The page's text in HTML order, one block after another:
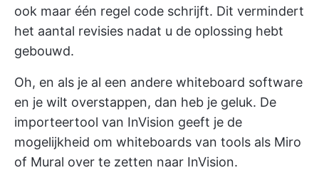
ook maar één regel code schrijft. Dit vermindert
het aantal revisies nadat u de oplossing hebt
gebouwd.
Oh, en als je al een andere whiteboard software
en je wilt overstappen, dan heb je geluk. De
importeertool van InVision geeft je de
mogelijkheid om whiteboards van tools als Miro
of Mural over te zetten naar InVision.